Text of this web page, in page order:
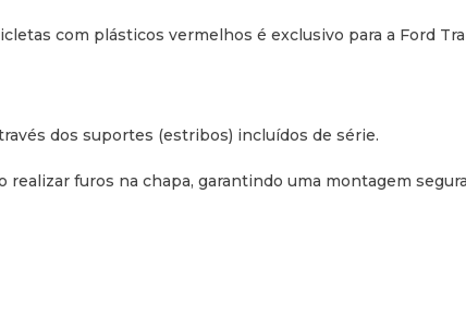
com plásticos vermelhos é exclusivo para a Ford
dos suportes (estribos) incluídos de série.
realizar furos na chapa, garantindo uma montagem